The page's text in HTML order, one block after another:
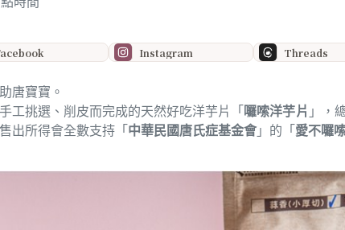
Instagram Threads
唐寶寶。
工挑選、削皮而完成的天然好吃洋芋片「 囉嗦洋芋片 」，
出所得會全數支持「 中華民國唐氏症基金會」的「 愛不囉